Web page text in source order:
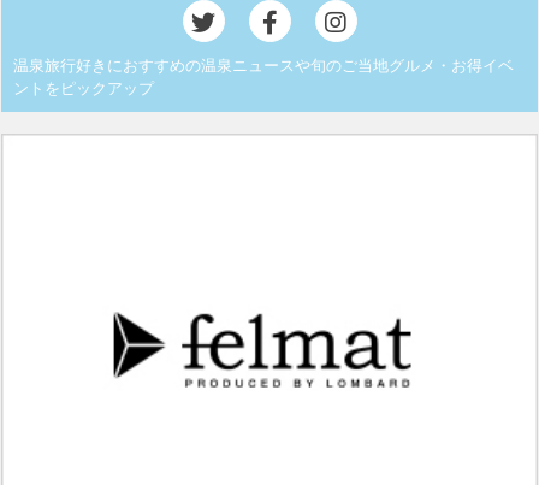
温泉旅行好きにおすすめの温泉ニュースや旬のご当地グルメ・お得イベ
ントをピックアップ